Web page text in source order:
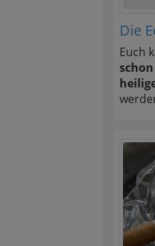
Die
Euch